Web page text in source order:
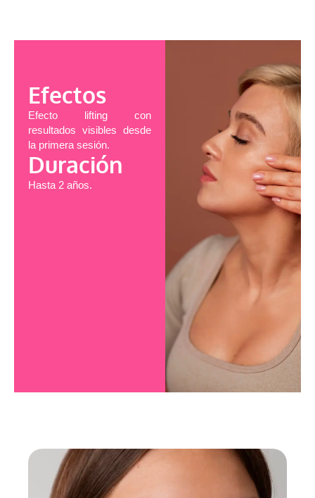
Efectos
Efecto lifting con
resultados visibles desde
la primera sesión.
Duración
Hasta 2 años.